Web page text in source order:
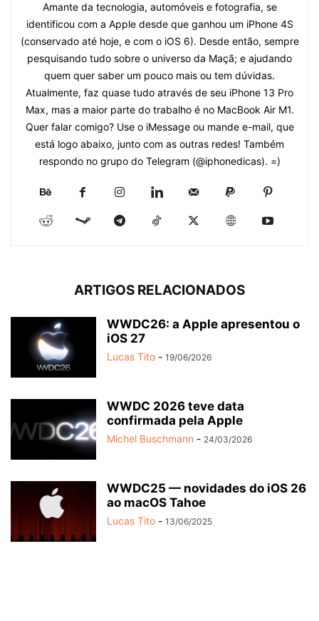
Amante da tecnologia, automóveis e fotografia, se
identificou com a Apple desde que ganhou um iPhone 4S
(conservado até hoje, e com o iOS 6). Desde então, sempre
pesquisando tudo sobre o universo da Maçã; e ajudando
quem quer saber um pouco mais ou tem dúvidas.
Atualmente, faz quase tudo através de seu iPhone 13 Pro
Max, mas a maior parte do trabalho é no MacBook Air M1.
Quer falar comigo? Use o iMessage ou mande e-mail, que
está logo abaixo, junto com as outras redes! Também
respondo no grupo do Telegram (@iphonedicas). =)
ARTIGOS RELACIONADOS
WWDC26: a Apple apresentou o
iOS 27
Lucas Tito - 19/06/2026
WWDC 2026 teve data
confirmada pela Apple
Michel Buschmann - 24/03/2026
WWDC25 — novidades do iOS 26
ao macOS Tahoe
Lucas Tito - 13/06/2025